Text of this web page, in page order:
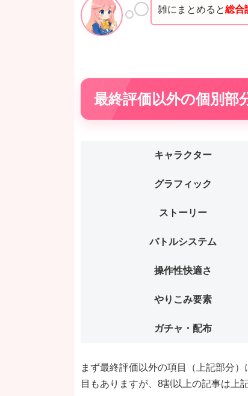
雑にまとめると総合
最終評価以外の個別部
キャラクター
グラフィック
ストーリー
バトルシステム
操作性快適さ
やりこみ要素
ガチャ・配布
まず最終評価以外の項目（上記部分
目もありますが、8割以上の記事は上